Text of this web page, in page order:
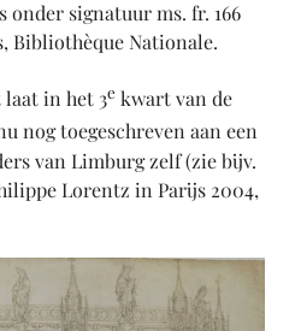
onder signatuur ms. fr. 166
Bibliothèque Nationale.
in het 3e kwart van de
nog toegeschreven aan een
van Limburg zelf (zie bijv.
Lorentz in Parijs 2004,